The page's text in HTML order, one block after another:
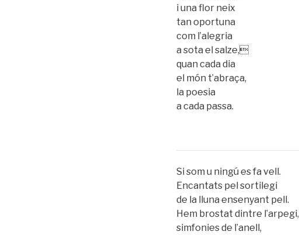
i una flor neix
tan oportuna
com l’alegria
a sota el salze,
quan cada dia
el món t’abraça,
la poesia
a cada passa.
Si som u ningú es fa vell.
Encantats pel sortilegi
de la lluna ensenyant pell.
Hem brostat dintre l’arpegi,
simfonies de l’anell,